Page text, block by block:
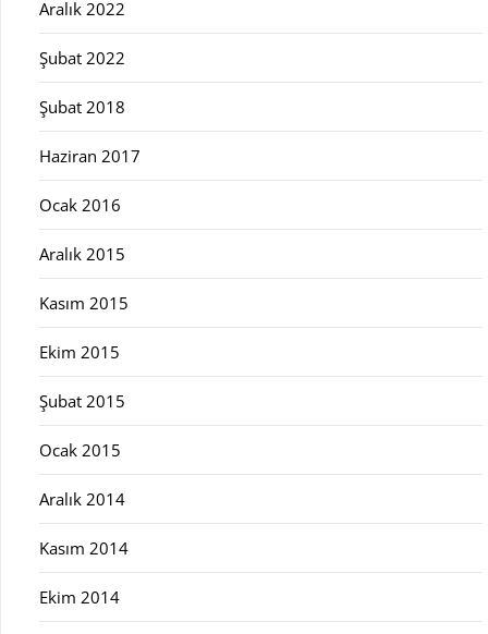
Aralık 2022
Şubat 2022
Şubat 2018
Haziran 2017
Ocak 2016
Aralık 2015
Kasım 2015
Ekim 2015
Şubat 2015
Ocak 2015
Aralık 2014
Kasım 2014
Ekim 2014